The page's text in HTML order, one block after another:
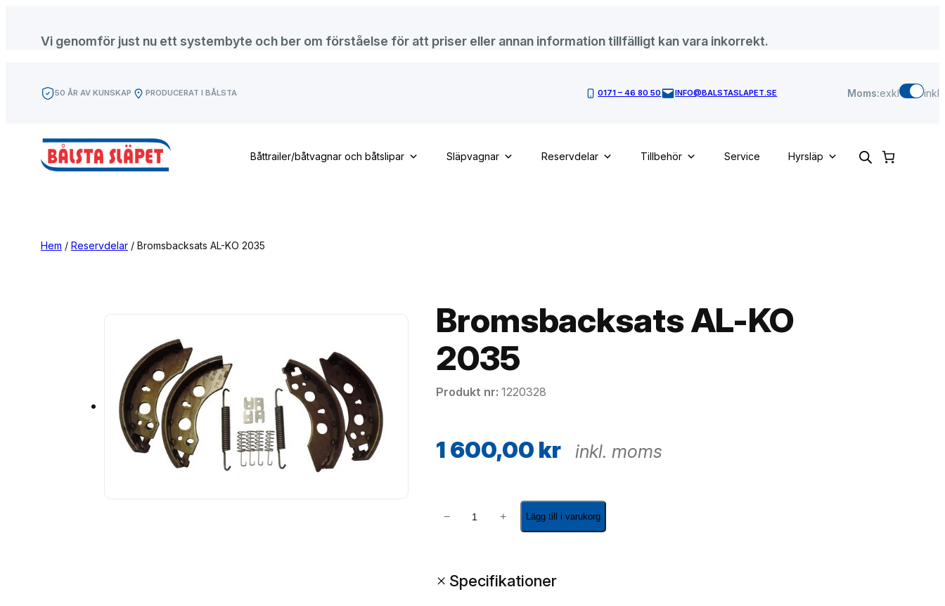
innehåll
Vi genomför just nu ett systembyte och ber om förståelse för att priser eller annan information tillfälligt kan vara inkorrekt.
50 ÅR AV KUNSKAP PRODUCERAT I BÅLSTA 0171 – 46 80 50 INFO@BALSTASLAPET.SE Moms:exkl inkl
Båttrailer/båtvagnar och båtslipar Släpvagnar Reservdelar Tillbehör Service Hyrsläp
Hem / Reservdelar / Bromsbacksats AL-KO 2035
Bromsbacksats AL-KO
2035
Produkt nr 1220328
1 600,00 kr inkl. moms
s
− + Lägg till i varukorg
+Specifikationer